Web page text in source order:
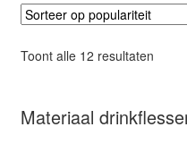
Toont alle 12 resultaten
Materiaal